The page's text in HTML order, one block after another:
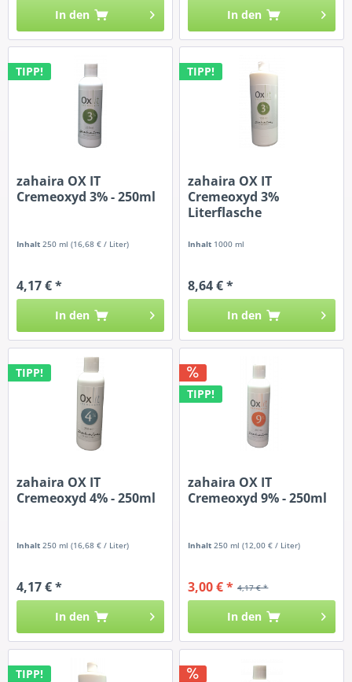
In den In den
TIPP!
zahaira OX IT
Cremeoxyd 3% - 250ml
Inhalt250 ml(16,68 € / Liter)
4,17 € *
In den
TIPP!
zahaira OX IT
Cremeoxyd 3%
Literflasche
Inhalt 1000 ml
8,64 € *
In den
TIPP!
zahaira OX IT
Cremeoxyd 4% - 250ml
Inhalt250 ml(16,68 € / Liter)
4,17 € *
In den
TIPP!
zahaira OX IT
Cremeoxyd 9% - 250ml
Inhalt250 ml(12,00 € / Liter)
4,17 € *
3,00 € *
In den
TIPP!